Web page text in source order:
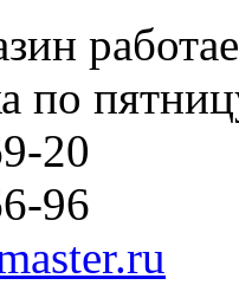
по
20
96